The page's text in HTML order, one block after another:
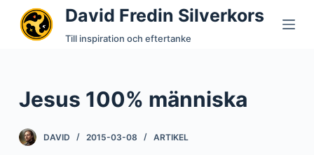
S
o
o
David Fredin Silverkors
Till inspiration och eftertanke
Jesus 100% människa
DAVID 2015-03-08 ARTIKEL